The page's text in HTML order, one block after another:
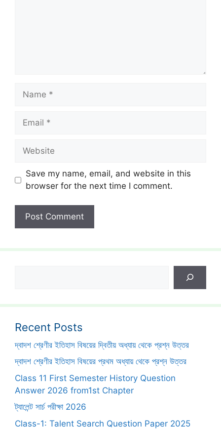
Name
Email
Website
Save my name, email, and website in this
browser for the next time I comment.
Recent Posts
দ্বাদশ শ্রেণীর ইতিহাস বিষয়ের দ্বিতীয় অধ্যায় থেকে প্রশ্ন উত্তর
দ্বাদশ শ্রেণীর ইতিহাস বিষয়ের প্রথম অধ্যায় থেকে প্রশ্ন উত্তর
Class 11 First Semester History Question
Answer 2026 from1st Chapter
ট্যালেন্ট সার্চ পরীক্ষা 2026
Class-1: Talent Search Question Paper 2025